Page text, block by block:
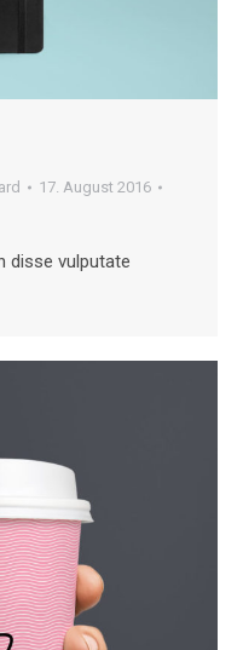
17. August 2016
disse vulputate